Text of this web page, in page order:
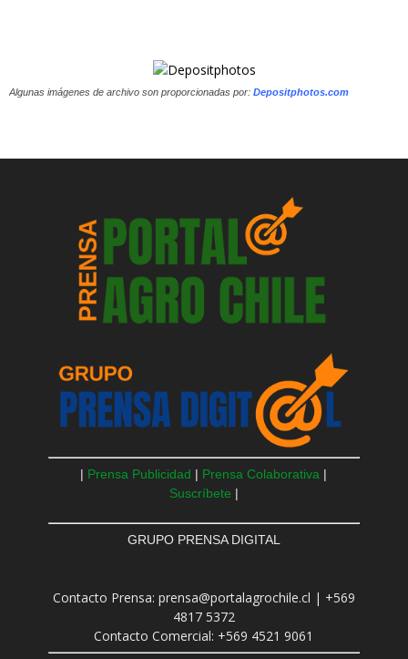
Algunas imágenes de archivo son proporcionadas por: Depositphotos.com
| Prensa Publicidad | Prensa Colaborativa |
Suscríbete |
GRUPO PRENSA DIGITAL
Contacto Prensa: prensa@portalagrochile.cl | +569
4817 5372
Contacto Comercial: +569 4521 9061